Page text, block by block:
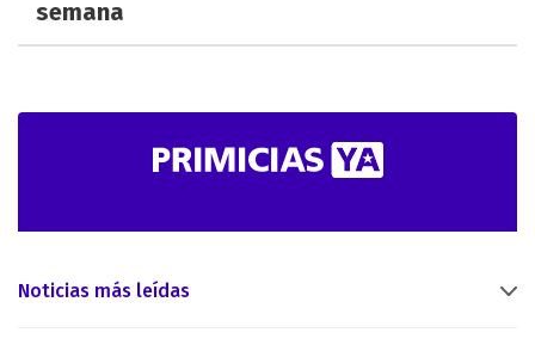
semana
Noticias más leídas